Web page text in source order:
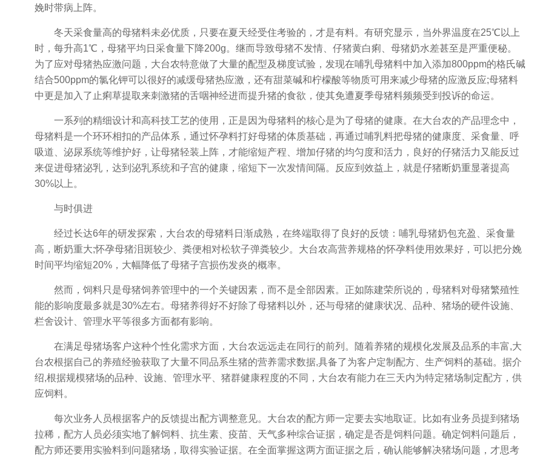
娩时带病上阵。
冬天采食量高的母猪料未必优质，只要在夏天经受住考验的，才是有料。有研究显示，当外界温度在25℃以上
时，每升高1℃，母猪平均日采食量下降200g。继而导致母猪不发情、仔猪黄白痢、母猪奶水差甚至是严重便秘。
为了应对母猪热应激问题，大台农特意做了大量的配型及梯度试验，发现在哺乳母猪料中加入添加800ppm的格氏碱
结合500ppm的氯化钾可以很好的减缓母猪热应激，还有甜菜碱和柠檬酸等物质可用来减少母猪的应激反应;母猪料
中更是加入了止痢草提取来刺激猪的舌咽神经进而提升猪的食欲，使其免遭夏季母猪料频频受到投诉的命运。
一系列的精细设计和高科技工艺的使用，正是因为母猪料的核心是为了母猪的健康。在大台农的产品理念中，
母猪料是一个环环相扣的产品体系，通过怀孕料打好母猪的体质基础，再通过哺乳料把母猪的健康度、采食量、呼
吸道、泌尿系统等维护好，让母猪轻装上阵，才能缩短产程、增加仔猪的均匀度和活力，良好的仔猪活力又能反过
来促进母猪泌乳，达到泌乳系统和子宫的健康，缩短下一次发情间隔。反应到效益上，就是仔猪断奶重显著提高
30%以上。
与时俱进
经过长达6年的研发探索，大台农的母猪料日渐成熟，在终端取得了良好的反馈：哺乳母猪奶包充盈、采食量
高，断奶重大;怀孕母猪泪斑较少、粪便相对松软子弹粪较少。大台农高营养规格的怀孕料使用效果好，可以把分娩
时间平均缩短20%，大幅降低了母猪子宫损伤发炎的概率。
然而，饲料只是母猪饲养管理中的一个关键因素，而不是全部因素。正如陈建荣所说的，母猪料对母猪繁殖性
能的影响度最多就是30%左右。母猪养得好不好除了母猪料以外，还与母猪的健康状况、品种、猪场的硬件设施、
栏舍设计、管理水平等很多方面都有影响。
在满足母猪场客户这种个性化需求方面，大台农远远走在同行的前列。随着养猪的规模化发展及品系的丰富,大
台农根据自己的养殖经验获取了大量不同品系生猪的营养需求数据,具备了为客户定制配方、生产饲料的基础。据介
绍,根据规模猪场的品种、设施、管理水平、猪群健康程度的不同，大台农有能力在三天内为特定猪场制定配方，供
应饲料。
每次业务人员根据客户的反馈提出配方调整意见。大台农的配方师一定要去实地取证。比如有业务员提到猪场
拉稀，配方人员必须实地了解饲料、抗生素、疫苗、天气多种综合证据，确定是否是饲料问题。确定饲料问题后，
配方师还要用实验料到问题猪场，取得实验证据。在全面掌握这两方面证据之后，确认能够解决猪场问题，才思考